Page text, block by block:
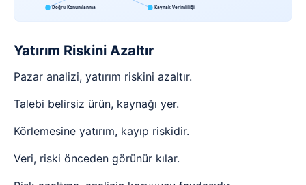
Doğru Konumlanma Kaynak Verimliliği
Yatırım Riskini Azaltır
Pazar analizi, yatırım riskini azaltır.
Talebi belirsiz ürün, kaynağı yer.
Körlemesine yatırım, kayıp riskidir.
Veri, riski önceden görünür kılar.